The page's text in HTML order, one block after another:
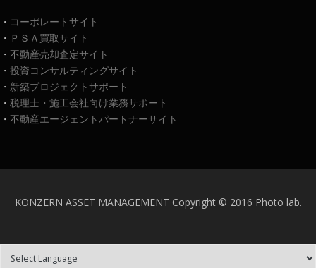
・ コーポレートサイト
・ ＰＳＡ買取サイト
・ 不動産売却査定サイト
・ 投資コンサルティングサイト
・ 新築プロジェクトサポート
・ 税理士・施工会社向け業務サポート
・ 不動産エージェントパートナーサイト
KONZERN ASSET MANAGEMENT Copyright © 2016 Photo lab.